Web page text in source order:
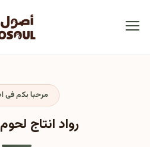
مرحبا بكم فى
رواد انتاج